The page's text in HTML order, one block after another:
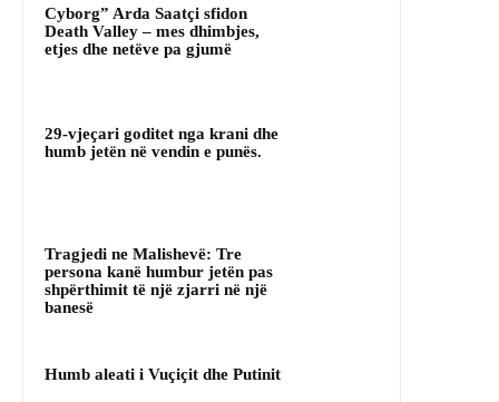
Cyborg” Arda Saatçi sfidon
Death Valley – mes dhimbjes,
etjes dhe netëve pa gjumë
29-vjeçari goditet nga krani dhe
humb jetën në vendin e punës.
Tragjedi ne Malishevë: Tre
persona kanë humbur jetën pas
shpërthimit të një zjarri në një
banesë
Humb aleati i Vuçiçit dhe Putinit